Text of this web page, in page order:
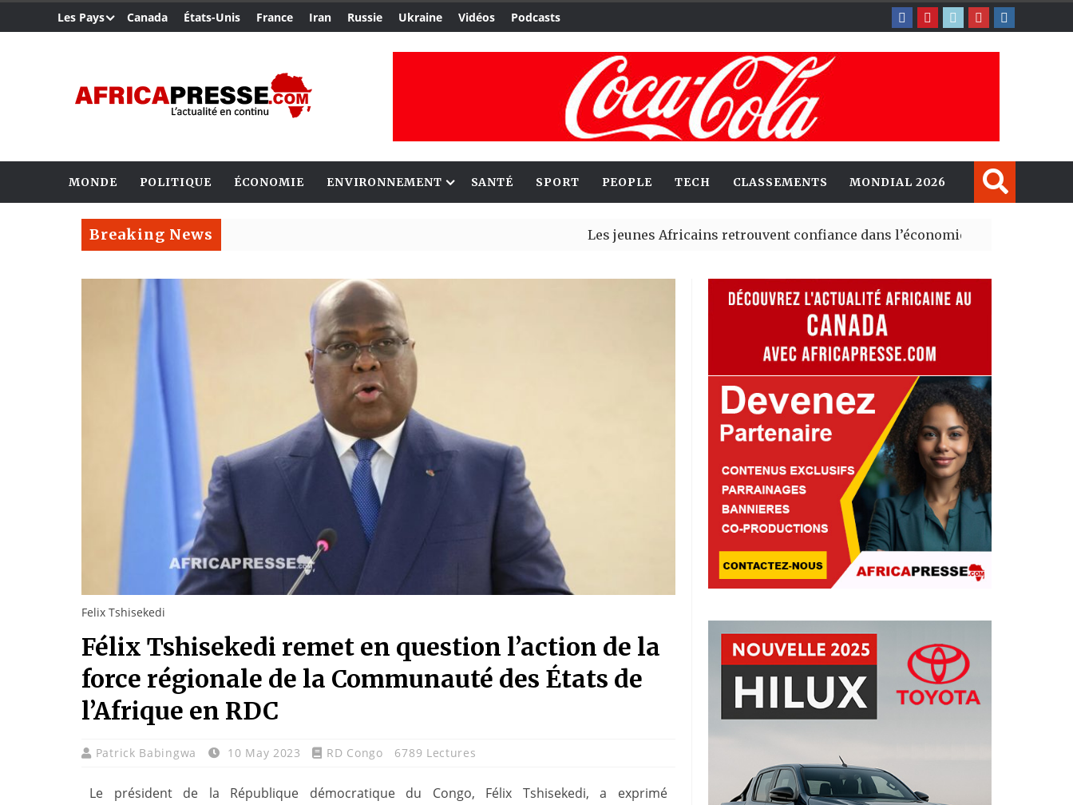
Les Pays Canada États-Unis France Iran Russie Ukraine Vidéos Podcasts
MONDE POLITIQUE ÉCONOMIE ENVIRONNEMENT SANTÉ SPORT PEOPLE TECH CLASSEMENTS MONDIAL 2026
Breaking News Les jeunes Africains retrouvent confiance dans l’économie, mais trois grands
Felix Tshisekedi
Félix Tshisekedi remet en question l’action de la
force régionale de la Communauté des États de
l’Afrique en RDC
Patrick Babingwa 10 May 2023 RD Congo 6789 Lectures
Le président de la République démocratique du Congo, Félix Tshisekedi, a exprimé